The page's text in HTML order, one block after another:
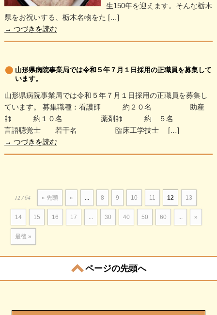
生150年を迎えます。そんな栃木
県をお祝いする、栃木名物をた […]
→ つづきを読む
山形県病院事業局では令和５年７月１日採用の正職員を募集して
います。
山形県病院事業局では令和５年７月１日採用の正職員を募集し
ています。 募集職種：看護師 約２０名 助産
師 約１０名 薬剤師 約 ５名
言語聴覚士 若干名 臨床工学技士 […]
→ つづきを読む
12 / 64 « 先頭 « ... 8 9 10 11 12 13
14 15 16 17 ... 30 40 50 60 ... »
最後 »
ページの先頭へ